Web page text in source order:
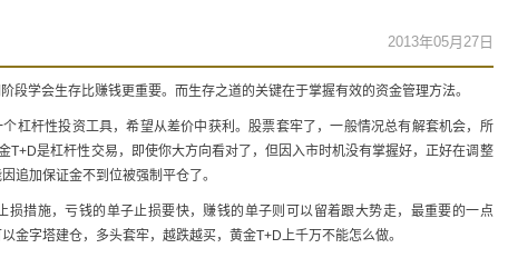
2013年05月27日
段学会生存比赚钱更重要。而生存之道的关键在于掌握有效的资金管理方法。
杆性投资工具，希望从差价中获利。股票套牢了，一般情况总有解套机会，所
T+D是杠杆性交易，即使你大方向看对了，但因入市时机没有掌握好，正好在调整
追加保证金不到位被强制平仓了。
施，亏钱的单子止损要快，赚钱的单子则可以留着跟大势走，最重要的一点
金字塔建仓，多头套牢，越跌越买，黄金T+D上千万不能怎么做。